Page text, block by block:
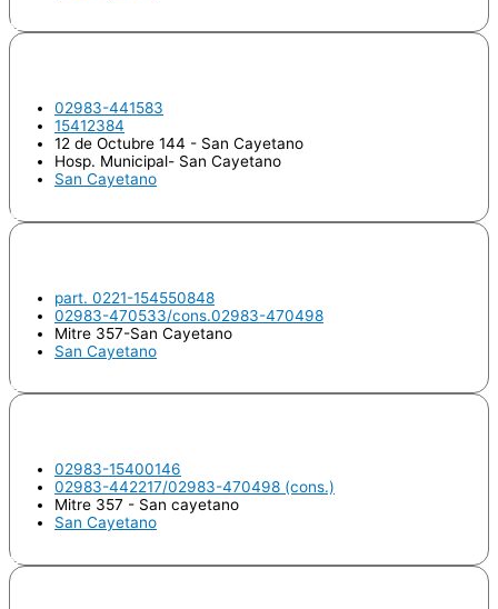
Odontologo
02983-441583
15412384
12 de Octubre 144 - San Cayetano
Hosp. Municipal- San Cayetano
San Cayetano
Odontologo
part. 0221-154550848
02983-470533/cons.02983-470498
Mitre 357-San Cayetano
San Cayetano
Odontologo
02983-15400146
02983-442217/02983-470498 (cons.)
Mitre 357 - San cayetano
San Cayetano
Odontologo